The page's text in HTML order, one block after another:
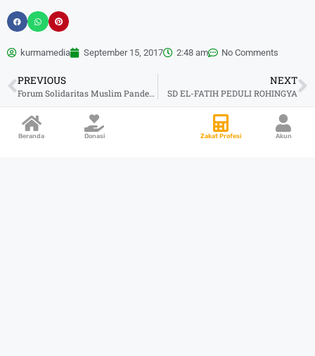
kurmamedia September 15, 2017 2:48 am No Comments
PREVIOUS
Forum Solidaritas Muslim Pandeglang (FSMP) Bersama LAZ Harfa Banten Untuk Rohingya
NEXT
SD EL-FATIH PEDULI ROHINGYA
Beranda Donasi Zakat Profesi Akun